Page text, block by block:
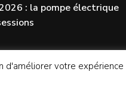
: la pompe électrique
d'améliorer votre